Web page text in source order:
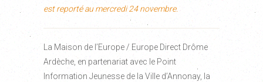
est reporté au mercredi 24 novembre.
La Maison de l’Europe / Europe Direct Drôme
Ardèche, en partenariat avec le Point
Information Jeunesse de la Ville d’Annonay, la